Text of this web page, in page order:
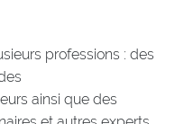
professions : des
ainsi que des